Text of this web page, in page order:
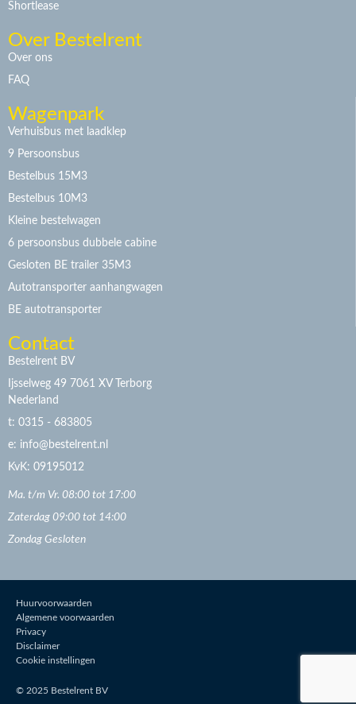
Shortlease
Over Bestelrent
Over ons
FAQ
Wagenpark
Verhuisbus met laadklep
9 Persoonsbus
Bestelbus 15M3
Bestelbus 10M3
Kleine bestelwagen
6 persoonsbus dubbele cabine
Gesloten BE trailer 35M3
Autotransporter aanhangwagen
BE autotransporter
Contact
Bestelrent BV
Ijsselweg 49 7061 XV Terborg
Nederland
t: 0315 - 683805
e: info@bestelrent.nl
KvK: 09195012
Ma. t/m Vr. 08:00 tot 17:00
Zaterdag 09:00 tot 14:00
Zondag Gesloten
© 2025 Bestelrent BV
Huurvoorwaarden
Algemene voorwaarden
Privacy
Disclaimer
Cookie instellingen